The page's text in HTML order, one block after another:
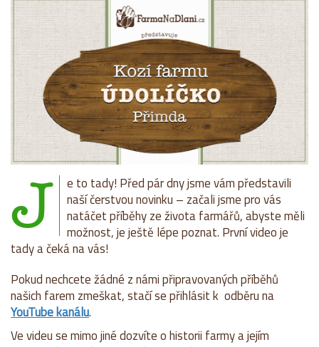
J
e to tady! Před pár dny jsme vám představili
naší čerstvou novinku – začali jsme pro vás
natáčet příběhy ze života farmářů, abyste měli
možnost, je ještě lépe poznat. První video je
tady a čeká na vás!
Pokud nechcete žádné z námi připravovaných příběhů
našich farem zmeškat, stačí se přihlásit k odběru na
YouTube kanálu.
Ve videu se mimo jiné dozvíte o historii farmy a jejím